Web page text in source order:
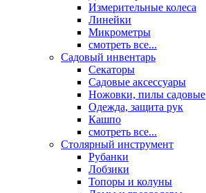
Измерительные колеса
Линейки
Микрометры
смотреть все...
Садовый инвентарь
Секаторы
Садовые аксессуары
Ножовки, пилы садовые
Одежда, защита рук
Кашпо
смотреть все...
Столярный инструмент
Рубанки
Лобзики
Топоры и колуны